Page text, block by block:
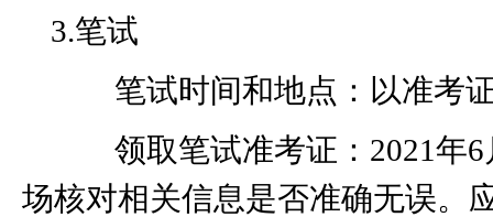
3.笔试
笔试时间和地点：以准考
领取笔试准考证： 2021年6
场核对相关信息是否准确无误。